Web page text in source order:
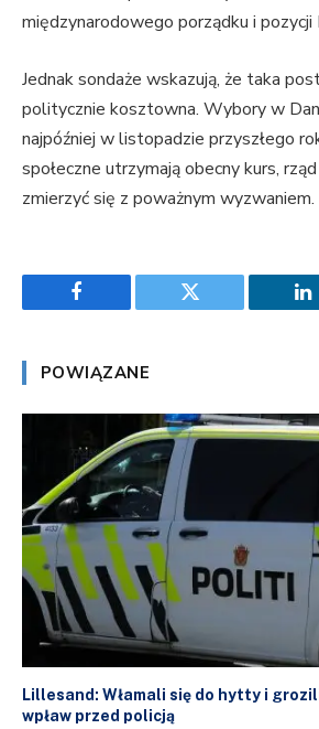
międzynarodowego porządku i pozycji
Jednak sondaże wskazują, że taka
politycznie kosztowna. Wybory w
najpóźniej w listopadzie przyszłego
społeczne utrzymają obecny kurs,
zmierzyć się z poważnym wyzwaniem.
Facebook Twitter
POWIĄZANE
Lillesand: Włamali się do hytty i
wpław przed policją